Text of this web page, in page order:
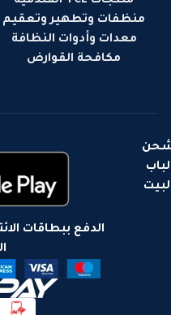
منظفات وتطهير وتعقيم
معدات وأدوات النظافة
مكافحة القوارض
لباب
الدفع ببطاقات